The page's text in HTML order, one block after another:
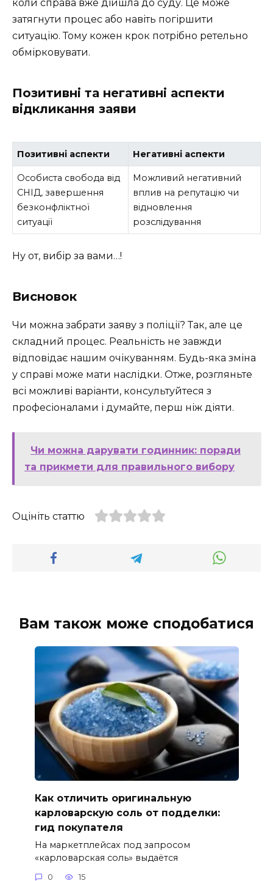
коли справа вже дійшла до суду. Це може
затягнути процес або навіть погіршити
ситуацію. Тому кожен крок потрібно ретельно
обмірковувати.
Позитивні та негативні аспекти
відкликання заяви
Позитивні аспекти Негативні аспекти
Особиста свобода від
СНІД, завершення
безконфліктної
ситуації
Можливий негативний
вплив на репутацію чи
відновлення
розслідування
Ну от, вибір за вами…!
Висновок
Чи можна забрати заяву з поліції? Так, але це
складний процес. Реальність не завжди
відповідає нашим очікуванням. Будь-яка зміна
у справі може мати наслідки. Отже, розгляньте
всі можливі варіанти, консультуйтеся з
професіоналами і думайте, перш ніж діяти.
Чи можна дарувати годинник: поради
та прикмети для правильного вибору
Оцініть статтю
Вам також може сподобатися
Как отличить оригинальную
карловарскую соль от подделки:
гид покупателя
На маркетплейсах под запросом
«карловарская соль» выдаётся
0 15